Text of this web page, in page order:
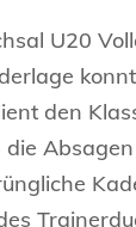
U20
den